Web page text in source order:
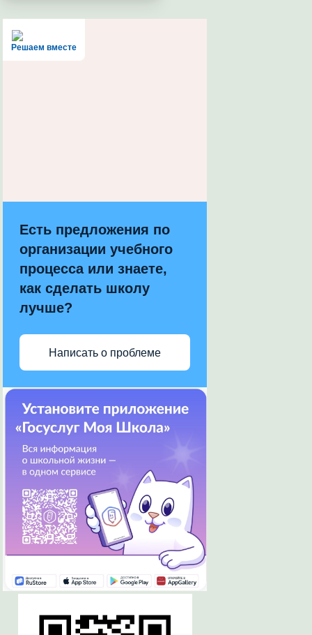
Решаем вместе
Есть предложения по
организации учебного
процесса или знаете,
как сделать школу
лучше?
Написать о проблеме